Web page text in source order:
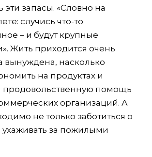
эти запасы. «Словно на
случись что-то
– и будут крупные
Жить приходится очень
вынуждена, насколько
на продуктах и
продовольственную помощь
организаций. А
не только заботиться о
ухаживать за пожилыми